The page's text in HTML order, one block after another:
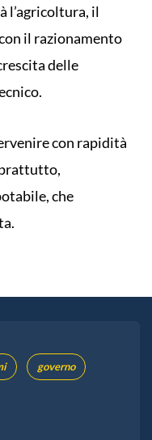
l’agricoltura, il
il razionamento
delle
con rapidità
che
governo